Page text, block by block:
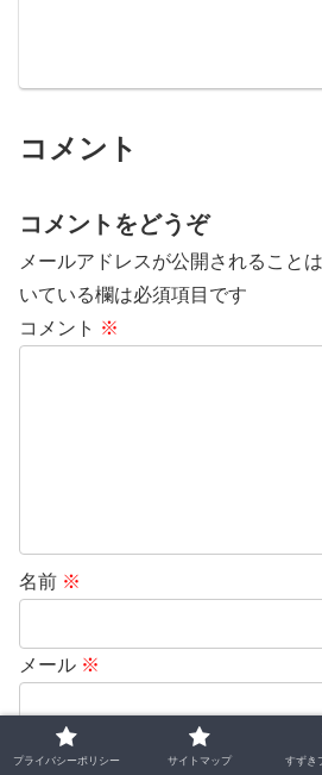
コメント
コメントをどうぞ
メールアドレスが公開されること
いている欄は必須項目です
コメント ※
名前 ※
メール ※
サイト
プライバシーポリシー サイトマップ すずき